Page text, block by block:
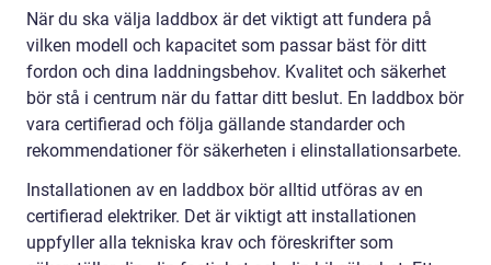
När du ska välja laddbox är det viktigt att fundera på
vilken modell och kapacitet som passar bäst för ditt
fordon och dina laddningsbehov. Kvalitet och säkerhet
bör stå i centrum när du fattar ditt beslut. En laddbox bör
vara certifierad och följa gällande standarder och
rekommendationer för säkerheten i elinstallationsarbete.
Installationen av en laddbox bör alltid utföras av en
certifierad elektriker. Det är viktigt att installationen
uppfyller alla tekniska krav och föreskrifter som